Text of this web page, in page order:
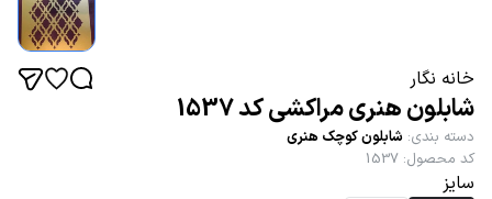
خانه نگار
شابلون هنری مراکشی کد 1537
دسته بندی: شابلون کوچک هنری
کد محصول:
1537
سایز